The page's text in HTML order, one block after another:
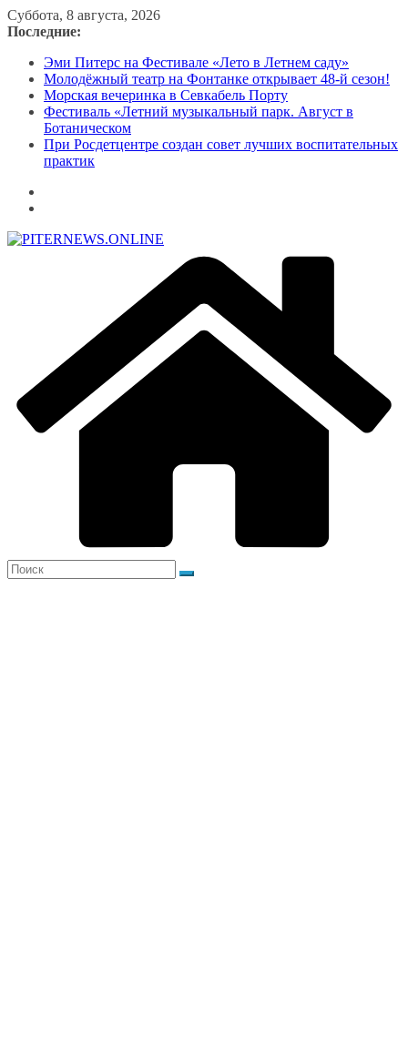
Перейти
к
Суббота, 8 августа, 2026
Последние:
Эми Питерс на Фестивале «Лето в Летнем саду»
Молодёжный театр на Фонтанке открывает 48-й сезон!
Морская вечеринка в Севкабель Порту
Фестиваль «Летний музыкальный парк. Август в
Ботаническом
При Росдетцентре создан совет лучших воспитательных
практик